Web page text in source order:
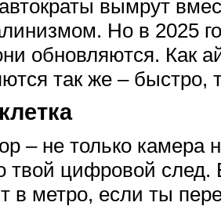
вымрут
Но в 2025
обновляются. Как
так же – быстро,
– не только камера
твой цифровой
в метро, если ты